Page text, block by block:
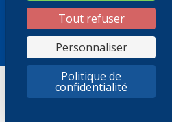
REJOIGNEZ-
NOUS SUR
Crédit photos :Sylvain Renard
Mentions légales
© SOCODA 2021
Tout refuser
Personnaliser
Politique de
confidentialité